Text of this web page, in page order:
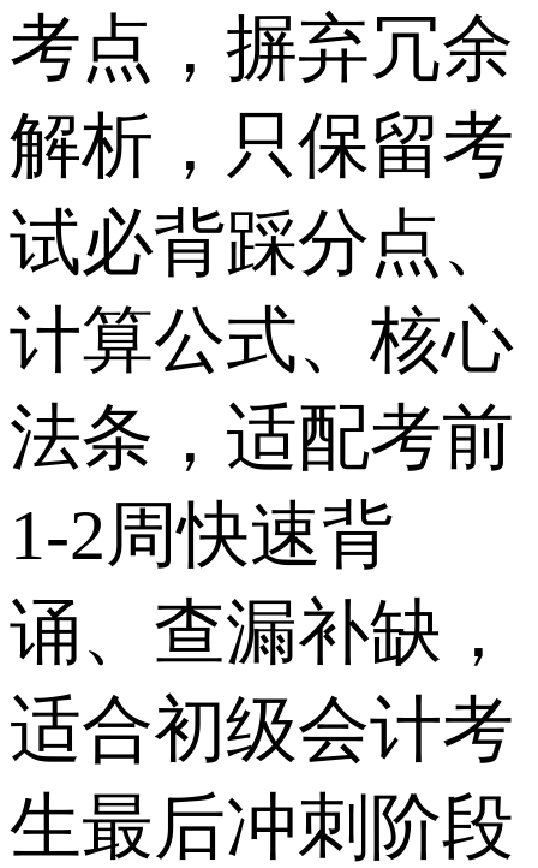
考点，摒弃冗余
解析，只保留考
试必背踩分点、
计算公式、核心
法条，适配考前
1-2周快速背
诵、查漏补缺，
适合初级会计考
生最后冲刺阶段